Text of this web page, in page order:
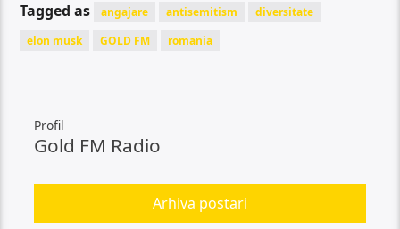
Tagged as angajare antisemitism
diversitate
elon musk
GOLD FM romania
Profil
Gold FM Radio
Arhiva postari